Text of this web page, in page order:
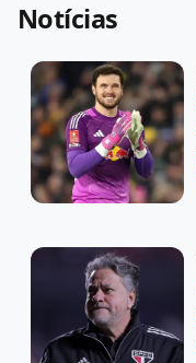
Notícias